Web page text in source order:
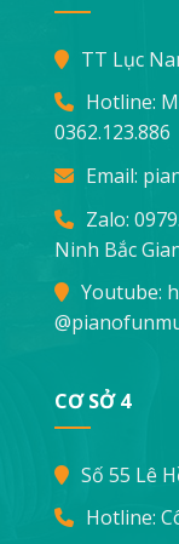
TT Lục
Hotline:
0362.123.886
Email:
Zalo:
Ninh Bắc
Youtube:
CƠ SỞ 4
Số 55 Lê
Hotline: